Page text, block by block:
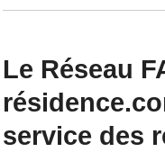
Le Réseau
service des